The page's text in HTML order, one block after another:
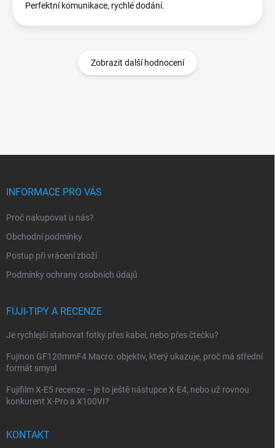
Perfektní komunikace, rychlé dodání.
Zobrazit další hodnocení
INFORMACE PRO VÁS
Proč nakupovat u nás?
Obchodní podmínky
Postup při vrácení zboží
Podmínky ochrany osobních údajů
FUJI-TIPY A RECENZE
Je rychlejší stahovat fotky přes kabel, nebo přes čtečku?
Fujinon GF120mmF4 Macro: objektiv, který ukazuje, proč má střední
formát smysl
Fujifilm X-E5 recenze – je to ještě nástupce X-E4, nebo už rovnou
konkurent X-Pro a X100VI?
KONTAKT